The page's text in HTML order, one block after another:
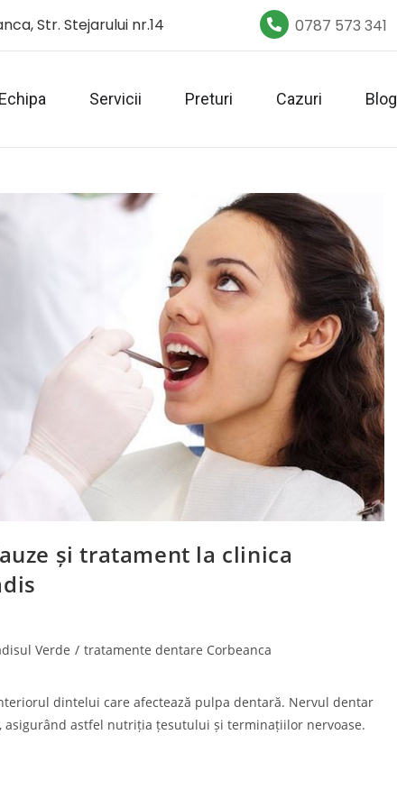
Str. Stejarului nr.14 0787 573 341
Echipa Servicii Preturi Cazuri Blog
și tratament la clinica
Verde / tratamente dentare Corbeanca
dintelui care afectează pulpa dentară. Nervul dentar
asigurând astfel nutriția țesutului și terminațiilor nervoase.